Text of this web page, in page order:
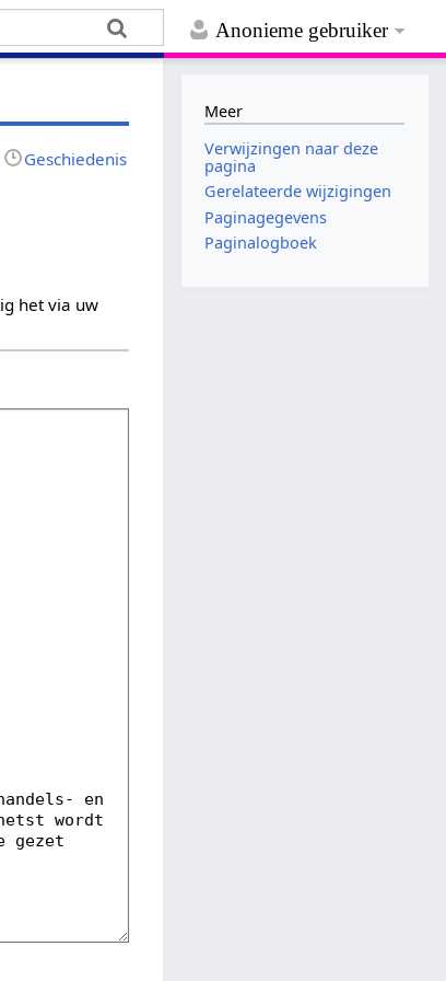
Anonieme gebruiker
Geschiedenis
het via uw
Meer
Verwijzingen naar deze
pagina
Gerelateerde wijzigingen
Paginagegevens
Paginalogboek